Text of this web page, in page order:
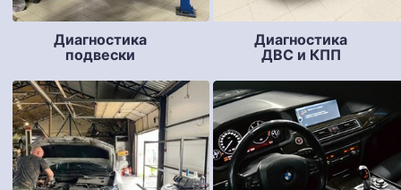
Диагностика
подвески
Диагностика
ДВС и КПП